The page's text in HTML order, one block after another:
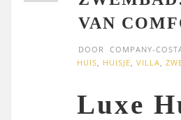
VAN
DOOR COMPANY-
HUIS
HUISJE ,VILLA ,
Luxe